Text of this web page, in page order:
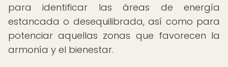
para identificar las áreas de energía
estancada o desequilibrada, así como para
potenciar aquellas zonas que favorecen la
armonía y el bienestar.